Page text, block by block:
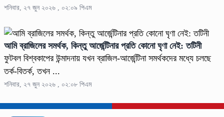
শনিবার, ২৭ জুন ২০২৬ , ০২:০৯ পিএম
আমি ব্রাজিলের সমর্থক, কিন্তু আর্জেন্টিনার প্রতি কোনো ঘৃণা নেই: তটিনী
ফুটবল বিশ্বকাপের উন্মাদনায় যখন ব্রাজিল-আর্জেন্টিনা সমর্থকদের মধ্যে চলছে
তর্ক-বিতর্ক, তখন ...
শনিবার, ২৭ জুন ২০২৬ , ০২:০৮ পিএম